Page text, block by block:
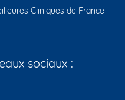
Cliniques de France
sociaux :